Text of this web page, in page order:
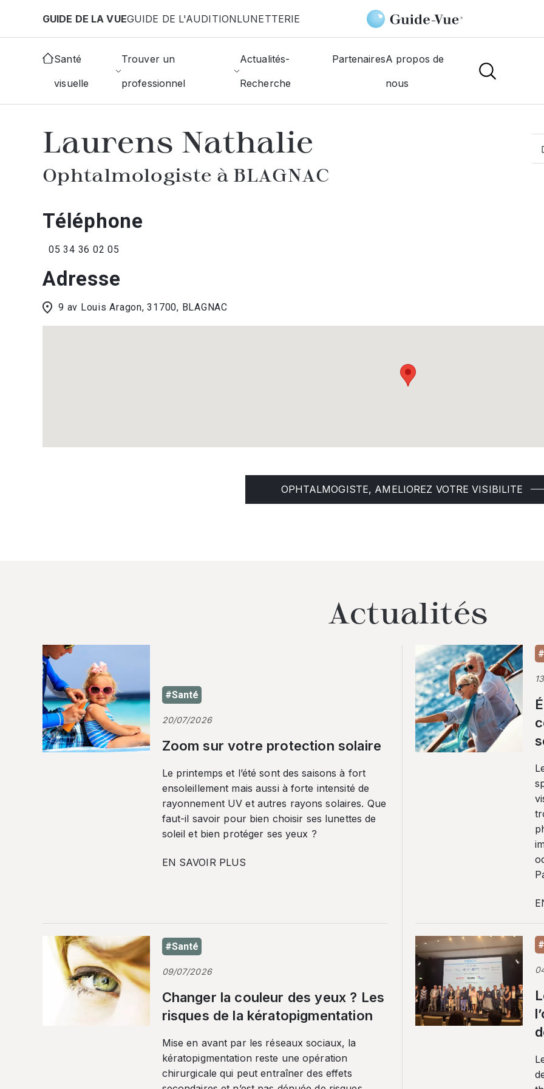
GUIDE DE LA VUEGUIDE DE L'AUDITIONLUNETTERIE
Santé
visuelle
Trouver un
professionnel
Actualités-
Recherche
PartenairesA propos de
nous
Accueil Annuaire des ophtalmologistes Blagnac Laurens Nathalie
Laurens Nathalie
Ophtalmologiste à BLAGNAC
Téléphone
05 34 36 02 05
Adresse
9 av Louis Aragon, 31700, BLAGNAC
OPHTALMOGISTE, AMELIOREZ VOTRE VISIBILITE
Actualités
#Santé
20/07/2026
Zoom sur votre protection solaire
Le printemps et l’été sont des saisons à fort
ensoleillement mais aussi à forte intensité de
rayonnement UV et autres rayons solaires. Que
faut-il savoir pour bien choisir ses lunettes de
soleil et bien protéger ses yeux ?
EN SAVOIR PLUS
#Santé
09/07/2026
Changer la couleur des yeux ? Les
risques de la kératopigmentation
Mise en avant par les réseaux sociaux, la
kératopigmentation reste une opération
chirurgicale qui peut entraîner des effets